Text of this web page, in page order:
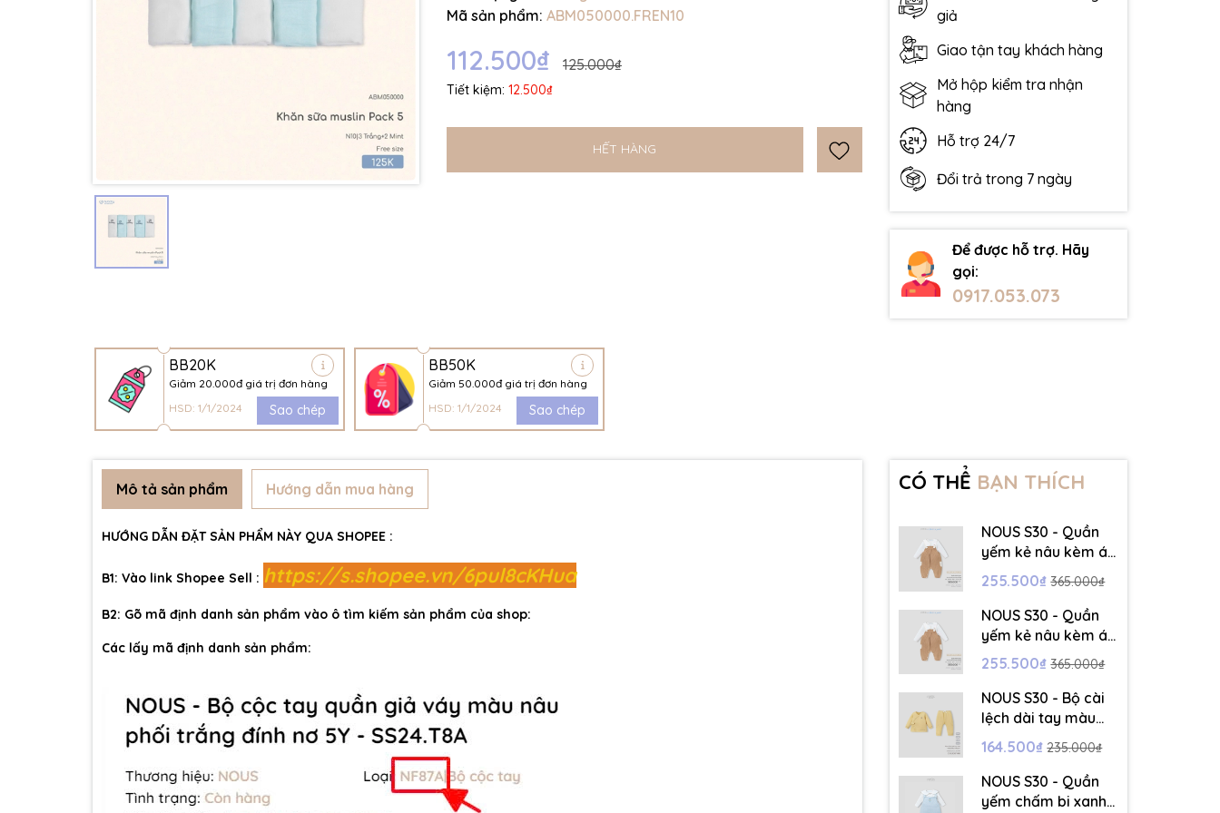
Mã sản phẩm: ABM050000.FREN10
112.500₫ 125.000₫
Tiết kiệm: 12.500₫
HẾT HÀNG
giả
Giao tận tay khách hàng
Mở hộp kiểm tra nhận
hàng
Hỗ trợ 24/7
Đổi trả trong 7 ngày
Để được hỗ trợ. Hãy
gọi:
0917.053.073
BB20K
Giảm 20.000đ giá trị đơn hàng
HSD: 1/1/2024
Sao chép
BB50K
Giảm 50.000đ giá trị đơn hàng
HSD: 1/1/2024
Sao chép
Ngày hết hạn:
Điều kiện:
Mô tả sản phẩm Hướng dẫn mua hàng
HƯỚNG DẪN ĐẶT SẢN PHẨM NÀY QUA SHOPEE :
B1: Vào link Shopee Sell : https://s.shopee.vn/6pul8cKHua
B2: Gõ mã định danh sản phẩm vào ô tìm kiếm sản phẩm của shop:
Các lấy mã định danh sản phẩm:
CÓ THỂ BẠN THÍCH
NOUS S30 - Quần
yếm kẻ nâu kèm áo
dài tay màu trắng -
3-6M - SS26.T5C
255.500₫ 365.000₫
NOUS S30 - Quần
yếm kẻ nâu kèm áo
dài tay màu trắng -
6-9M - SS26.T5C
255.500₫ 365.000₫
NOUS S30 - Bộ cài
lệch dài tay màu
vàng thêu trang trí
- 12-18M - SS26.T5C
164.500₫ 235.000₫
NOUS S30 - Quần
yếm chấm bi xanh